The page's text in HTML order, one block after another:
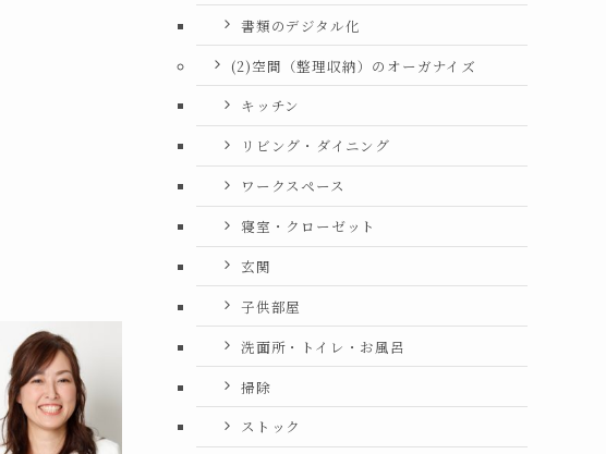
書類のデジタル化
(2)空間（整理収納）のオーガナイズ
キッチン
リビング・ダイニング
ワークスペース
寝室・クローゼット
玄関
子供部屋
洗面所・トイレ・お風呂
掃除
ストック